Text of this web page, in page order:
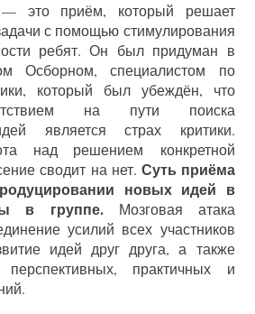
это приём, который решает
с помощью стимулирования
ребят. Он был придуман в
Осборном, специалистом по
который был убеждён, что
на пути поиска
является страх критики.
над решением конкретной
сводит на нет. Суть приёма
новых идей в
в группе.Мозговая атака
усилий всех участников
идей друг друга, а также
практичных и